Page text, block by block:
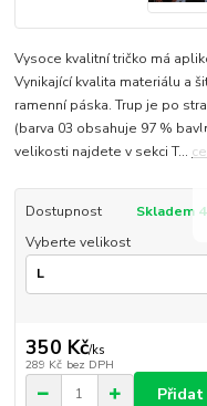
Vysoce kvalitní tričko má
Vynikající kvalita materiálu a
ramenní páska. Trup je po
(barva 03 obsahuje 97 %
velikosti najdete v sekci T...
Dostupnost
Skladem
Vyberte velikost
350 Kč/ks
289 Kč bez DPH